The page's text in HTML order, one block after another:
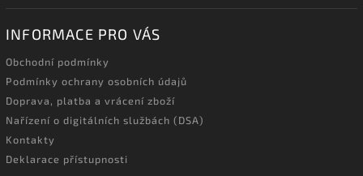
INFORMACE PRO VÁS
Obchodní podmínky
Podmínky ochrany osobních údajů
Doprava, platba a vrácení zboží
Nařízení o digitálních službách (DSA)
Kontakty
Deklarace přístupnosti